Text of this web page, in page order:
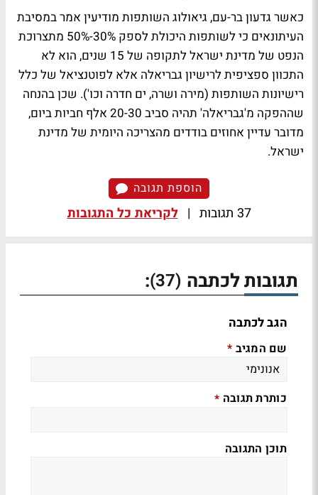
כאשר גדעון בר-עם, גיאולוג השותפות מודיעין אמר במסיבת
העיתונאים כי לשותפות היכולת לספק 30%-50% מתצרוכת
הנפט של מדינת ישראל לתקופה של 15 שנים, הוא לא
התכוון ספציפית לרישיון גבריאלה אלא לפוטנציאל של כלל
רישיונות השותפות (מירה ושרה, ים חדרה וכו'). שכן בהנחה
שההפקה מ'גבריאלה' תהיה סביב 20-30 אלף חביות ביום,
מדובר עדיין אחוזים בודדים מהצריכה היומית של מדינת
ישראל.
הוספת תגובה
37 תגובות | לקריאת כל התגובות
תגובות לכתבה (37)
:
הגב לכתבה
שם המגיב *
כותרת תגובה *
תוכן התגובה